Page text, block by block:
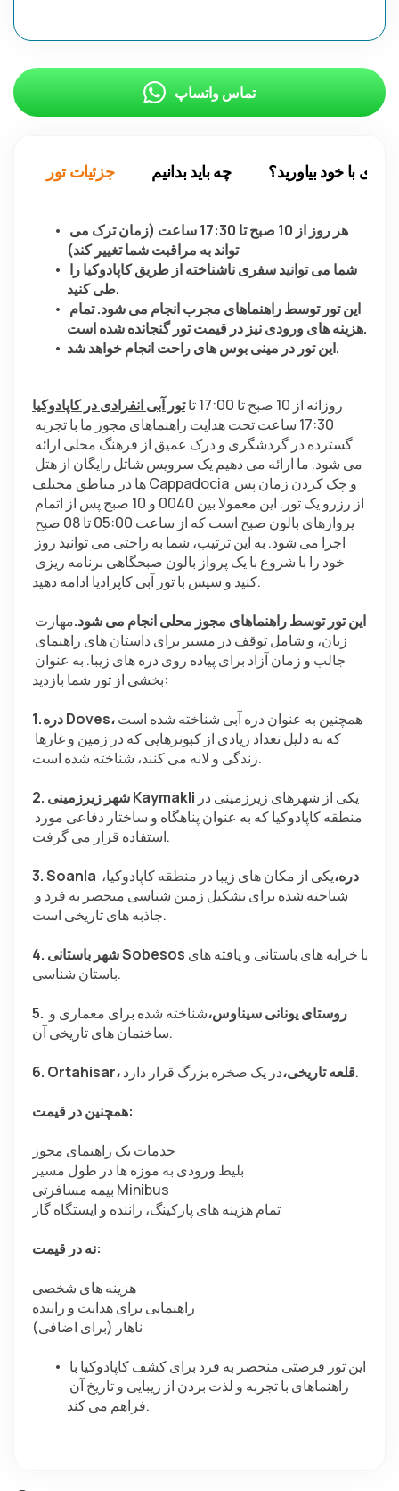
جزئیات تور چه باید بدانیم با خود بیاورید؟
تواند به مراقبت شما تغییر کند)
طی کنید.
هزینه های ورودی نیز در قیمت تور گنجانده شده است.
این تور در مینی بوس های راحت انجام خواهد شد.
تور آبی انفرادی در کاپادوکیاروزانه از 10 صبح تا 17:00 تا
ها در مناطق مختلف Cappadocia و چک کردن زمان پس
کنید و سپس با تور آبی کاپرادیا ادامه دهید.
این تور توسط راهنماهای مجوز محلی انجام می شود.
بخشی از تور شما بازدید:
1. دره Doves،
زندگی و لانه می کنند، شناخته شده است.
2. شهر زیرزمینی Kaymakli
استفاده قرار می گرفت.
3. Soanla دره،
جاذبه های تاریخی است.
4. شهر باستانی Sobesos
باستان شناسی.
5. روستای یونانی سیناوس،
ساختمان های تاریخی آن.
6. Ortahisar، قلعه تاریخی،در یک صخره بزرگ قرار دارد.
همچنین در قیمت:
خدمات یک راهنمای مجوز
بلیط ورودی به موزه ها در طول مسیر
بیمه مسافرتی Minibus
تمام هزینه های پارکینگ، راننده و ایستگاه گاز
نه در قیمت:
هزینه های شخصی
راهنمایی برای هدایت و راننده
ناهار (برای اضافی)
فراهم می کند.
تماس واتساپ